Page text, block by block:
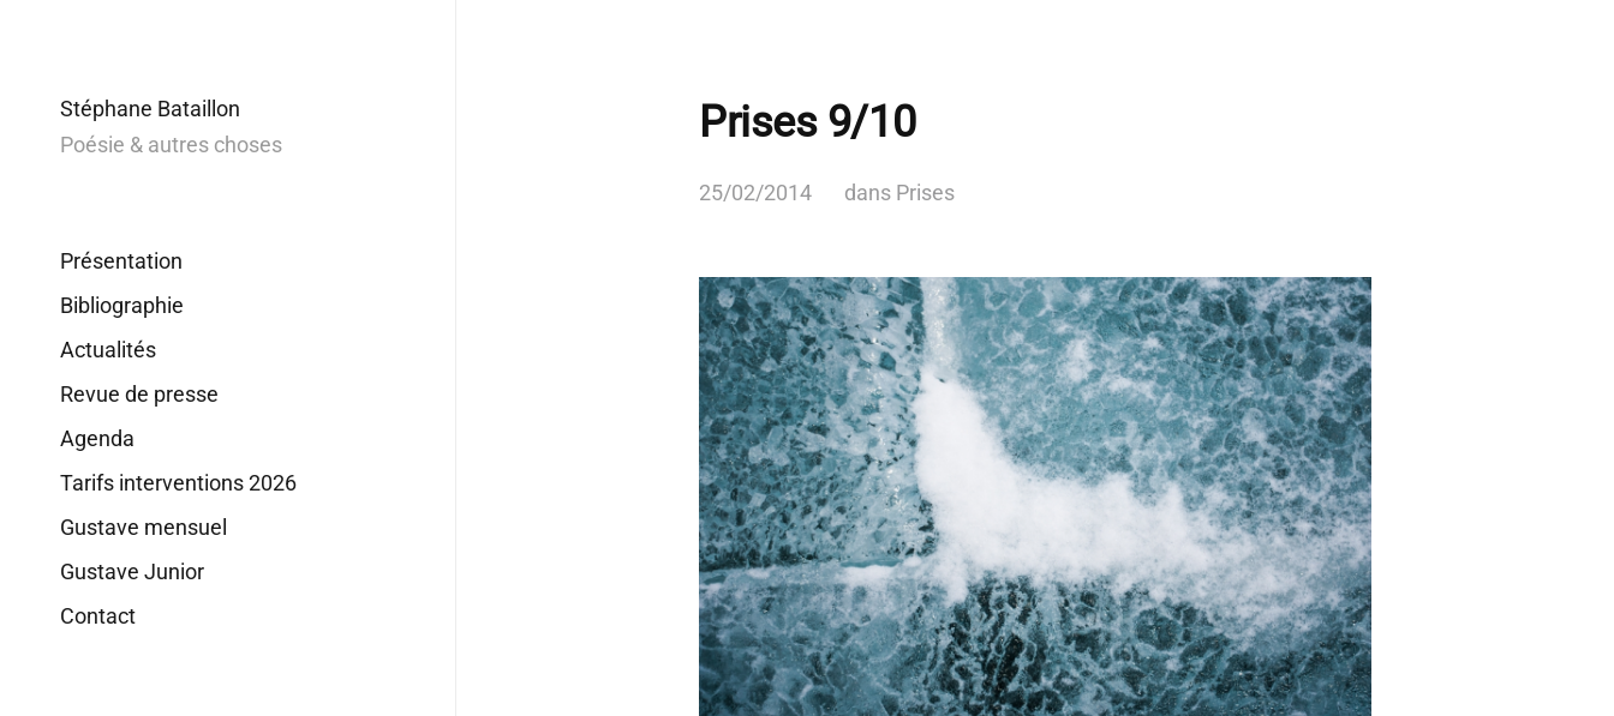
Stéphane Bataillon
Poésie & autres choses
Présentation
Bibliographie
Actualités
Revue de presse
Agenda
Tarifs interventions 2026
Gustave mensuel
Gustave Junior
Contact
Prises 9/10
25/02/2014 dans Prises